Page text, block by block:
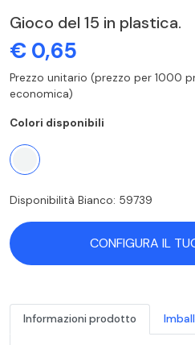
Gioco del 15 in plastica.
€ 0,65
Prezzo unitario (prezzo per 1000
economica)
Colori disponibili
Disponibilità Bianco: 59739
CONFIGURA IL
Informazioni prodotto